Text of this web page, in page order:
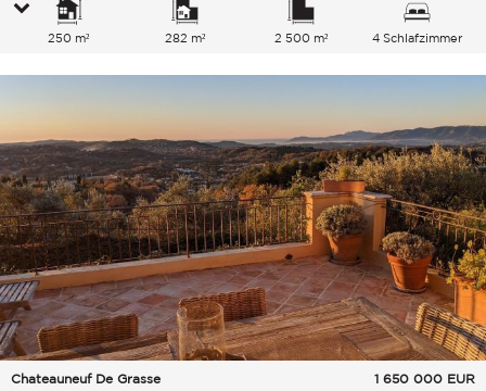
250 m² 282 m² 2 500 m² 4 Schlafzimmer
Chateauneuf De Grasse 1 650 000 EUR